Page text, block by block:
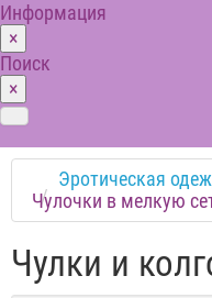
Информация
×
Поиск
×
Эротическая
Чулочки в мелкую
Чулки и